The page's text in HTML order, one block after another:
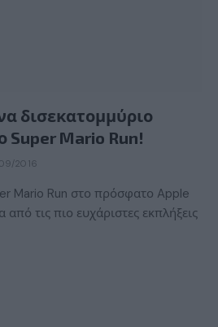
δισεκατομμύριο
Super Mario Run!
2016
Mario Run στο πρόσφατο Apple
τις πιο ευχάριστες εκπλήξεις